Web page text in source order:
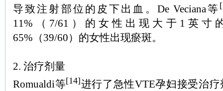
导致注射部位的皮下出血。De Veciana等
11%（7/61）的女性出现大于1英寸
65%（39/60）的女性出现瘀斑。
2. 治疗剂量
Romualdi等[14]进行了急性VTE孕妇接受治